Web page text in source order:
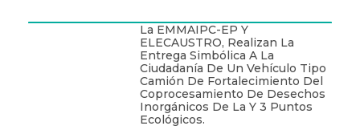
La EMMAIPC-EP Y
ELECAUSTRO, Realizan La
Entrega Simbólica A La
Ciudadanía De Un Vehículo Tipo
Camión De Fortalecimiento Del
Coprocesamiento De Desechos
Inorgánicos De La Y 3 Puntos
Ecológicos.